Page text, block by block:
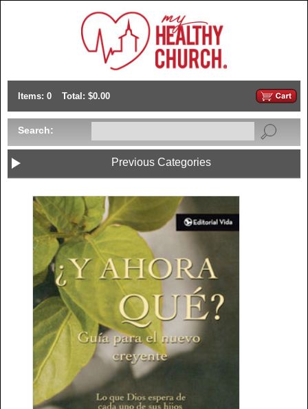
Items: 0 Total: $0.00
Search:
Previous Categories